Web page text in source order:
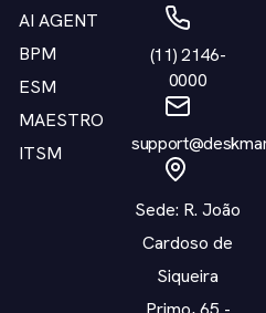
AI AGENT
BPM
ESM
MAESTRO
ITSM
(11) 2146-
0000
Sede: R. João
Cardoso de
Siqueira